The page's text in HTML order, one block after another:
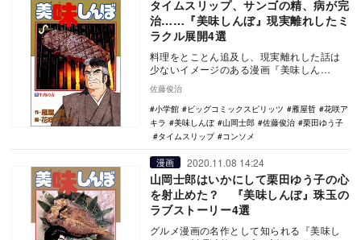
タイムスリップ、サンゴの精、病が完
治……『美味しんぼ』現実離れしたミ
ラクル展開4選
料理をとことん追及し、現実離れした話は
少ないイメージのある漫画『美味しん
ぼ』。しかし、リアリティを重視する一方
で、じつは漫画特有…
佐藤俊治
小学館
ビッグコミックスピリッツ 雁屋哲
花咲ア
キラ
美味しんぼ 山岡士郎 佐藤俊治
栗田ゆう子
タイムスリップ
コンソメ
漫画 2020.11.08 14:24
山岡士郎はいかにして栗田ゆう子の心
を射止めた？ 『美味しんぼ』珠玉の
ラブストーリー4選
グルメ漫画の名作として知られる『美味し